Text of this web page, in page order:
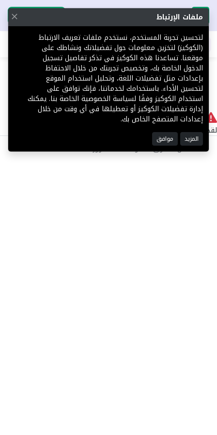
تحميل التطبيق تحميل التطبيق
اطلب عقارك
404 لا يوجد
لقد حدث خطأ داخلي أثناء معالجة طلبك.
©2025 كل الحقوق محفوظة منصة توور
ملفات الإرتباط
لتحسين تجربة المستخدم، نستخدم ملفات تعريف الارتباط
(الكوكيز) لتخزين معلومات حول تفضيلاتك ونشاطك على
موقعنا. تساعدنا هذه الكوكيز في تذكر تفاصيل تسجيل
الدخول الخاصة بك، وتخصيص تجربتك من خلال الاحتفاظ
بإعدادات مثل تفضيلات اللغة، وتحليل استخدام الموقع
لتحسين الأداء. باستخدامك لخدماتنا، فإنك توافق على
استخدام الكوكيز وفقًا لسياسة الخصوصية الخاصة بنا. يمكنك
إدارة تفضيلات الكوكيز أو تعطيلها في أي وقت من خلال
إعدادات المتصفح الخاص بك.
المزيد موافق